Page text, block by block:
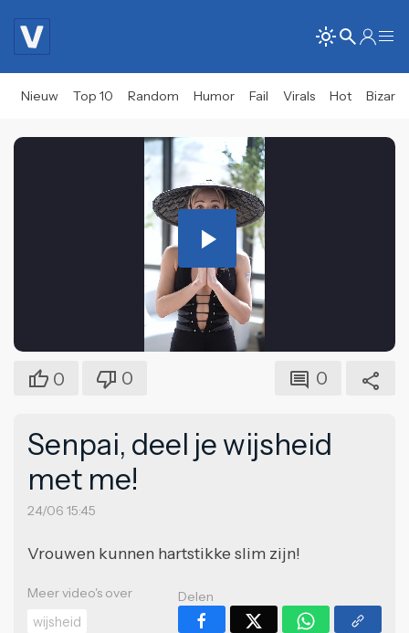
Nieuw Top 10 Random Humor Fail Virals Hot Bizar
Play
Video
0 0 0
Senpai, deel je wijsheid
met me!
24/06 15:45
Vrouwen kunnen hartstikke slim zijn!
Meer video's over
wijsheid
Delen